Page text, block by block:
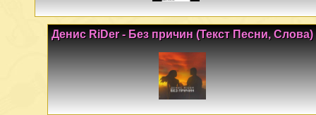
Денис RiDer - Без причин (Текст Песни, Слова)